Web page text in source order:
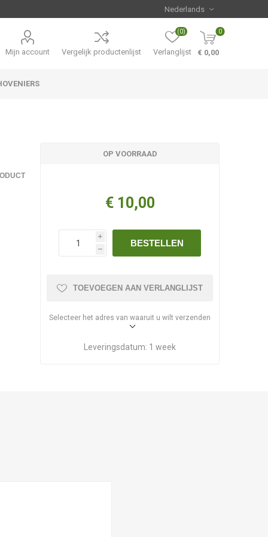
Mijn account Vergelijk productenlijst Verlanglijst
(0) 0
€ 0,00
OP VOORRAAD
€ 10,00
i
h
BESTELLEN
TOEVOEGEN AAN VERLANGLIJST
Selecteer het adres van waaruit u wilt verzenden
Leveringsdatum: 1 week